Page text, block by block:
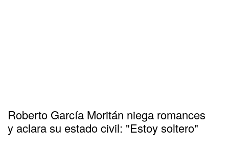
Roberto García Moritán niega romances
y aclara su estado civil: "Estoy soltero"